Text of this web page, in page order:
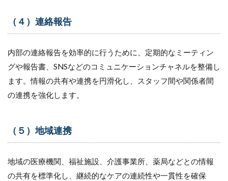
（４）連絡報告
内部の連絡報告を効率的に行うために、定期的なミーティン
グや報告書、SNSなどのコミュニケーションチャネルを整備し
ます。情報の共有や連携を円滑化し、スタッフ間や関係者間
の連携を強化します。
（５）地域連携
地域の医療機関、福祉施設、介護事業所、薬局などとの情報
の共有を標準化し、継続的なケアの連続性や一貫性を確保